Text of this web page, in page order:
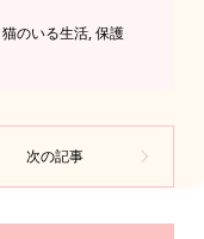
猫のいる生活,保護